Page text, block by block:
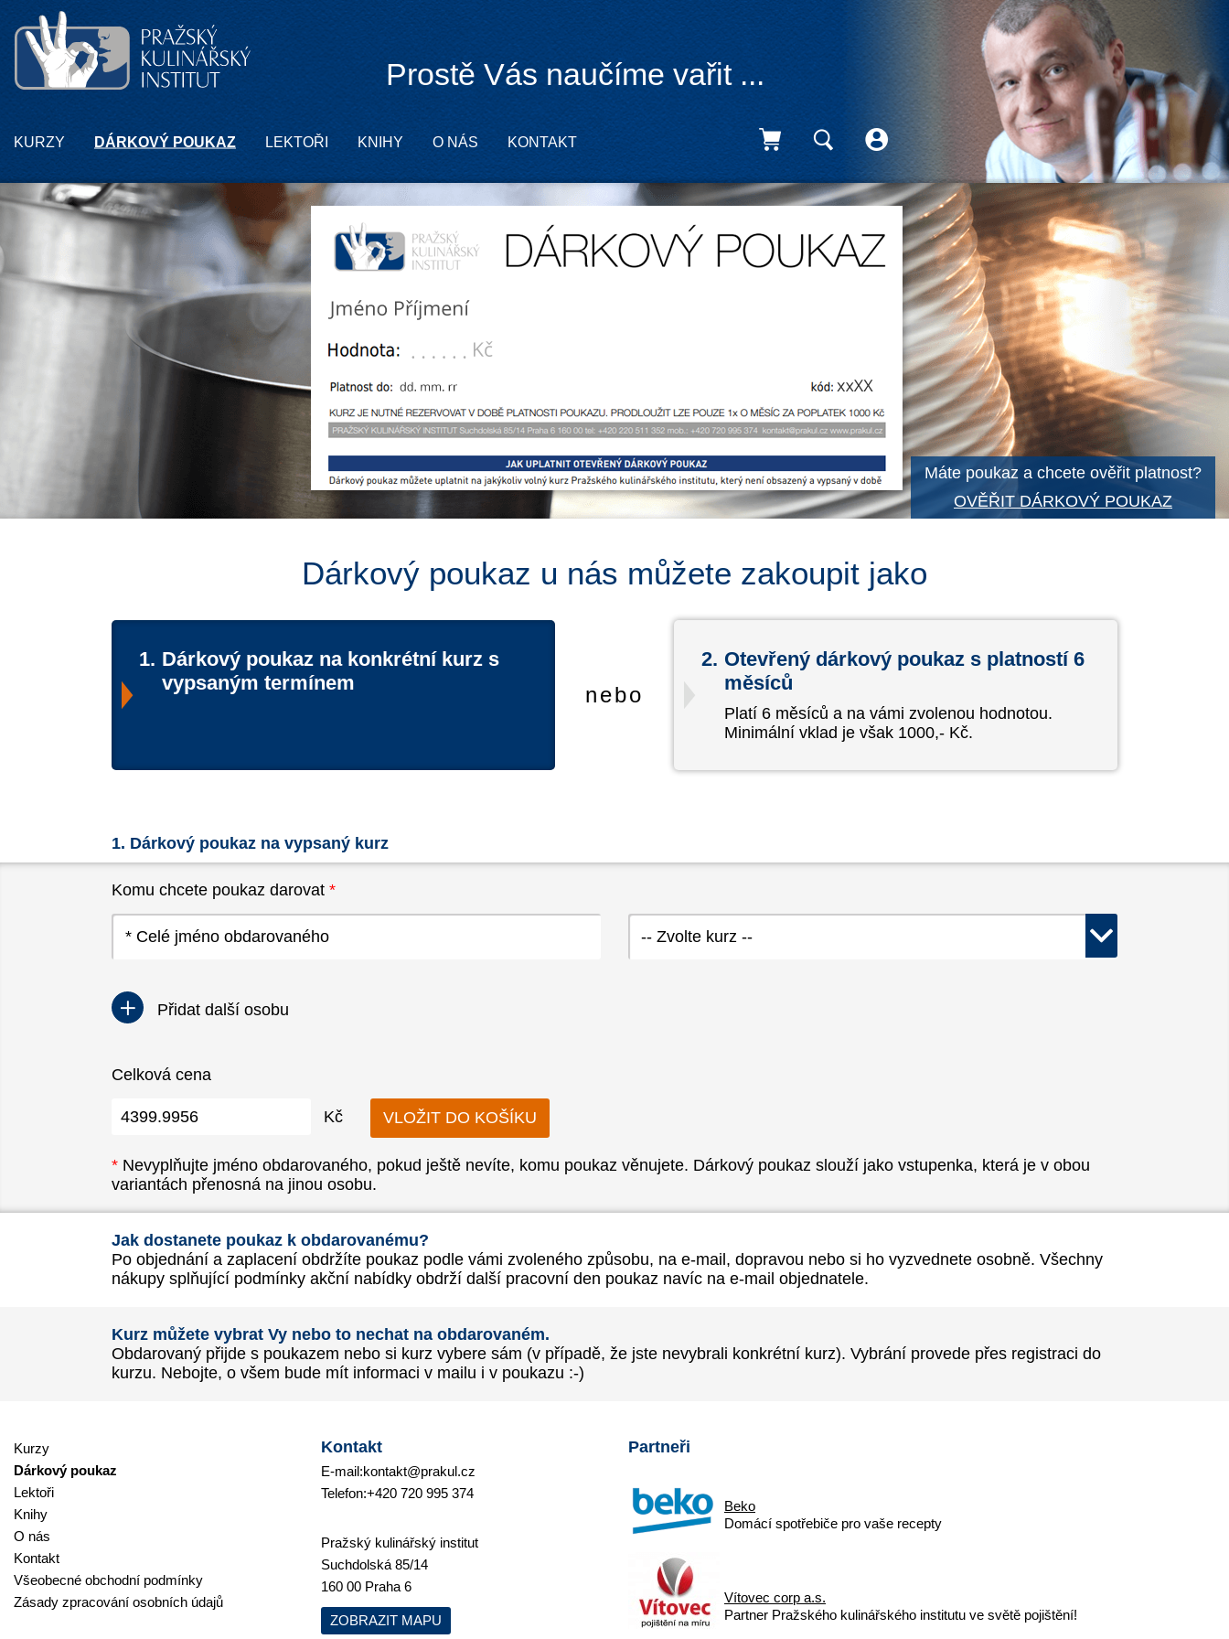
Prostě Vás naučíme vařit ...
KURZY DÁRKOVÝ POUKAZ LEKTOŘI KNIHY O NÁS KONTAKT
Máte poukaz a chcete ověřit platnost?
OVĚŘIT DÁRKOVÝ POUKAZ
Dárkový poukaz u nás můžete zakoupit jako
1. Dárkový poukaz na konkrétní kurz s
vypsaným termínem
nebo
2. Otevřený dárkový poukaz s platností 6
měsíců
Platí 6 měsíců a na vámi zvolenou hodnotou.
Minimální vklad je však 1000,- Kč.
1. Dárkový poukaz na vypsaný kurz
Komu chcete poukaz darovat *
-- Zvolte kurz --
Přidat další osobu
Celková cena
Kč
* Nevyplňujte jméno obdarovaného, pokud ještě nevíte, komu poukaz věnujete. Dárkový poukaz slouží jako vstupenka, která je v obou
variantách přenosná na jinou osobu.
Jak dostanete poukaz k obdarovanému?
Po objednání a zaplacení obdržíte poukaz podle vámi zvoleného způsobu, na e-mail, dopravou nebo si ho vyzvednete osobně. Všechny
nákupy splňující podmínky akční nabídky obdrží další pracovní den poukaz navíc na e-mail objednatele.
Kurz můžete vybrat Vy nebo to nechat na obdarovaném.
Obdarovaný přijde s poukazem nebo si kurz vybere sám (v případě, že jste nevybrali konkrétní kurz). Vybrání provede přes registraci do
kurzu. Nebojte, o všem bude mít informaci v mailu i v poukazu :-)
Kurzy
Dárkový poukaz
Lektoři
Knihy
O nás
Kontakt
Všeobecné obchodní podmínky
Zásady zpracování osobních údajů
Kontakt
E-mail:kontakt@prakul.cz
Telefon:+420 720 995 374
Pražský kulinářský institut
Suchdolská 85/14
160 00 Praha 6
ZOBRAZIT MAPU
Partneři
Beko
Domácí spotřebiče pro vaše recepty
Vítovec corp a.s.
Partner Pražského kulinářského institutu ve světě pojištění!